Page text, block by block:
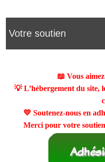
Votre soutien
📖 Vous
💡 L’hébergement du site,
💛 Soutenez-nous en
Merci pour votre